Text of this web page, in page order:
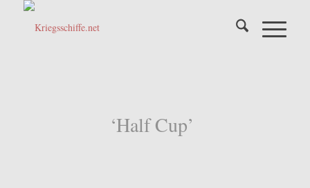
‘Half Cup’